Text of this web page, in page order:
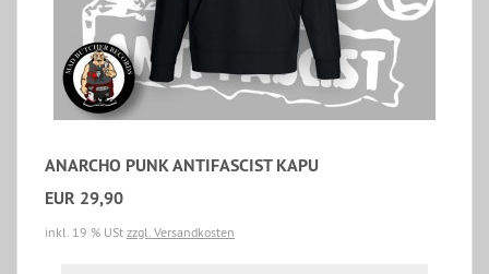
ANARCHO PUNK ANTIFASCIST KAPU
EUR 29,90
inkl. 19 % USt zzgl. Versandkosten